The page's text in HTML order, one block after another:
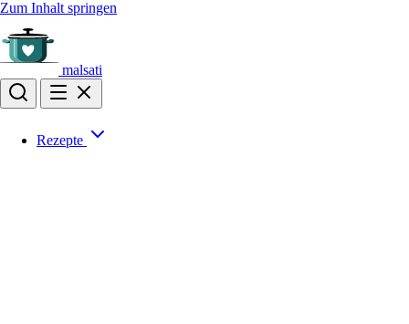
Zum Inhalt springen
malsati
Rezepte